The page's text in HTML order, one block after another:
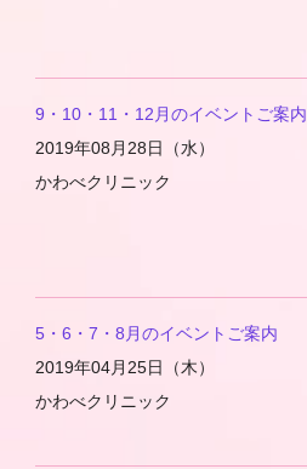
9・10・11・12月のイベントご案内
2019年08月28日（水）
かわべクリニック
5・6・7・8月のイベントご案内
2019年04月25日（木）
かわべクリニック